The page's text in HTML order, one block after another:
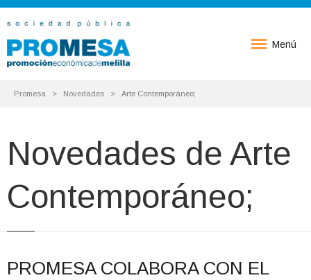
Menú
Promesa Novedades Arte Contemporáneo;
Novedades de Arte
Contemporáneo;
PROMESA COLABORA CON EL